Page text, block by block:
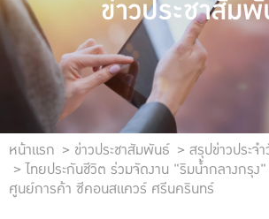
บริการตัวแทน
รู้จักไทยประกันชีวิต
นักลงทุนสัมพันธ์
เพื่อสังคมไทย
ติดต่อไทยประกันชีวิต
ข่าวประชาสัม
หน้าแรก ข่าวประชาสัมพันธ์
สรุปข่าวประจ
ไทยประกันชีวิต ร่วมจัดงาน "ริมน้ำกลางกรุ
ศูนย์การค้า ซีคอนสแควร์ ศรีนครินทร์